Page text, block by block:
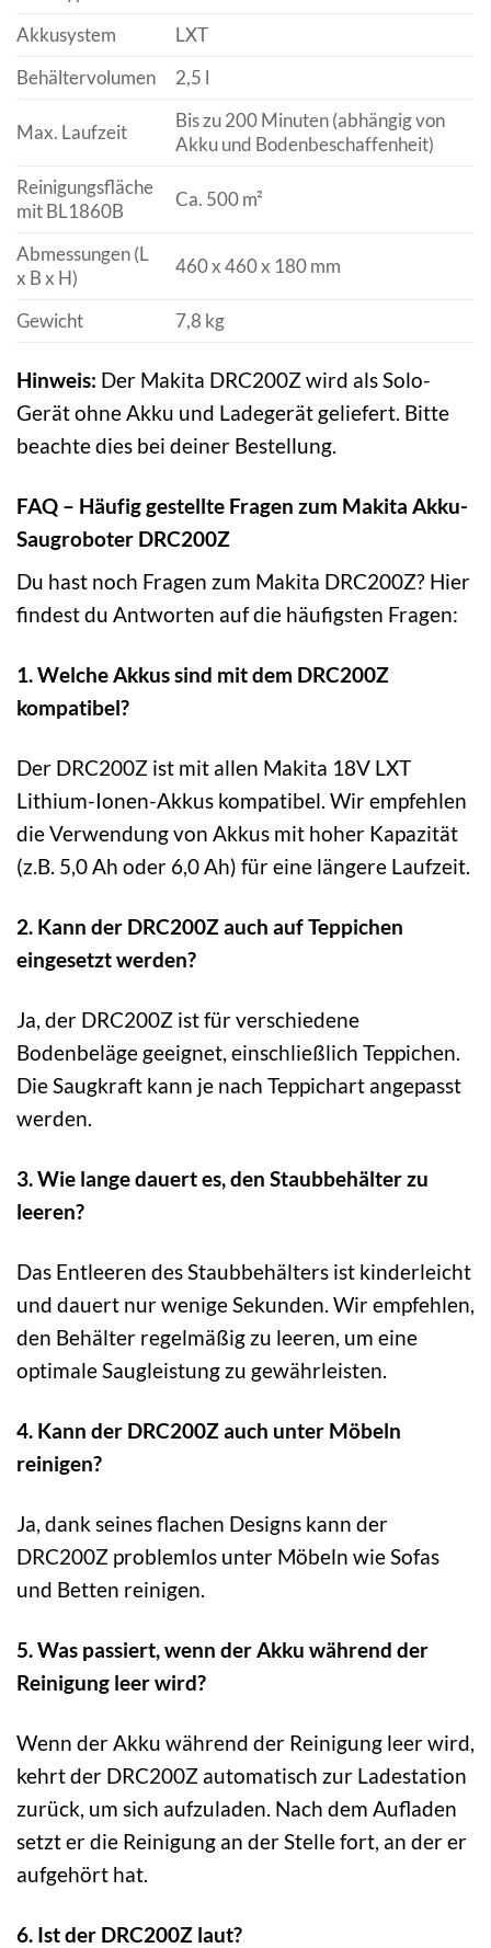
Akkusystem
LXT
Behältervolumen
2,5 l
Max. Laufzeit
Bis zu 200 Minuten (abhängig von
Akku und Bodenbeschaffenheit)
Reinigungsfläche
mit BL1860B
Ca. 500 m²
Abmessungen (L
x B x H)
460 x 460 x 180 mm
Gewicht 7,8 kg
Hinweis: Der Makita DRC200Z wird als Solo-
Gerät ohne Akku und Ladegerät geliefert. Bitte
beachte dies bei deiner Bestellung.
FAQ – Häufig gestellte Fragen zum Makita Akku-
Saugroboter DRC200Z
Du hast noch Fragen zum Makita DRC200Z? Hier
findest du Antworten auf die häufigsten Fragen:
1. Welche Akkus sind mit dem DRC200Z
kompatibel?
Der DRC200Z ist mit allen Makita 18V LXT
Lithium-Ionen-Akkus kompatibel. Wir empfehlen
die Verwendung von Akkus mit hoher Kapazität
(z.B. 5,0 Ah oder 6,0 Ah) für eine längere Laufzeit.
2. Kann der DRC200Z auch auf Teppichen
eingesetzt werden?
Ja, der DRC200Z ist für verschiedene
Bodenbeläge geeignet, einschließlich Teppichen.
Die Saugkraft kann je nach Teppichart angepasst
werden.
3. Wie lange dauert es, den Staubbehälter zu
leeren?
Das Entleeren des Staubbehälters ist kinderleicht
und dauert nur wenige Sekunden. Wir empfehlen,
den Behälter regelmäßig zu leeren, um eine
optimale Saugleistung zu gewährleisten.
4. Kann der DRC200Z auch unter Möbeln
reinigen?
Ja, dank seines flachen Designs kann der
DRC200Z problemlos unter Möbeln wie Sofas
und Betten reinigen.
5. Was passiert, wenn der Akku während der
Reinigung leer wird?
Wenn der Akku während der Reinigung leer wird,
kehrt der DRC200Z automatisch zur Ladestation
zurück, um sich aufzuladen. Nach dem Aufladen
setzt er die Reinigung an der Stelle fort, an der er
aufgehört hat.
6. Ist der DRC200Z laut?